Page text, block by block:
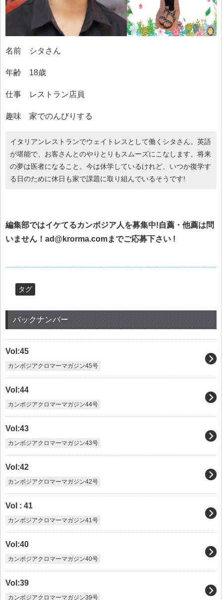
名前 シタさん
年齢 18歳
仕事 レストラン店員
趣味 家でのんびりする
イタリアンレストランでウェイトレスとして働くシタさん。英語
が堪能で、お客さんとのやりとりもスムーズにこなします。将来
の夢は医者になること。今は休学しているけれど、いつか復学す
る日のために休日も家で課題に取り組んでいるそうです!
編集部ではイケてるカンボジア人を募集中!自薦・他薦は問
いません！ad@krorma.comまでご応募下さい !
タグ
バックナンバー
Vol:45
カンボジアクロマーマガジン45号
Vol:44
カンボジアクロマーマガジン44号
Vol:43
カンボジアクロマーマガジン43号
Vol:42
カンボジアクロマーマガジン42号
Vol : 41
カンボジアクロマーマガジン41号
Vol:40
カンボジアクロマーマガジン40号
Vol:39
カンボジアクロマーマガジン39号